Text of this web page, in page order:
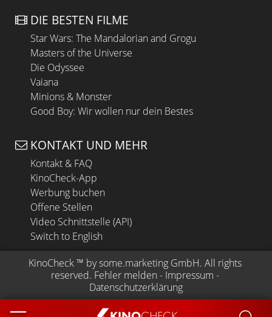
DIE BESTEN FILME
Star Wars: The Mandalorian and Grogu
Masters of the Universe
Die Odyssee
Vaiana
Minions & Monster
Good Boy: Wir wollen nur dein Bestes
KONTAKT UND MEHR
Kontakt & FAQ
KinoCheck-App
Werbung buchen
Offene Stellen
Video Schnittstelle (API)
Switch to English
KinoCheck ™ by some.marketing GmbH. All rights
reserved. Fehler melden - Impressum -
Datenschutzerklärung